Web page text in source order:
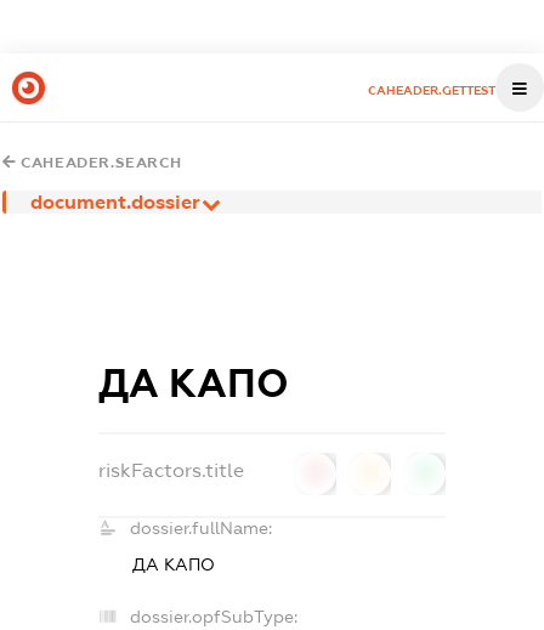
CAHEADER.GETTEST
CAHEADER.SEARCH
document.dossier
ДА КАПО
riskFactors.title
dossier.fullName:
ДА КАПО
dossier.opfSubType: